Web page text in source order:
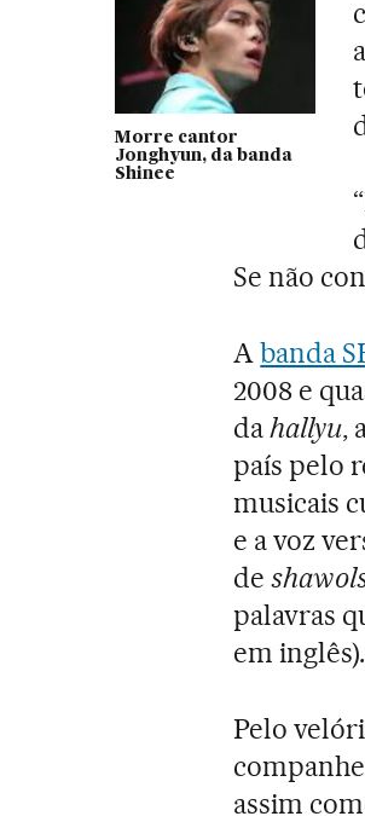
Morre cantor
Jonghyun, da banda
Shinee
Se não
Abanda
2008 e
dahallyu,
país pelo
musicais
e a voz
de
palavras
em inglês).
Pelo
assim